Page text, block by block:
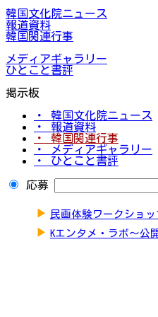
韓国文化院ニュース
報道資料
韓国関連行事
メディアギャラリー
ひとこと書評
掲示板
・ 韓国文化院ニュース
・ 報道資料
・ 韓国関連行事
・ メディアギャラリー
・ ひとこと書評
応募
▶ 民画体験ワークショ
▶ Kエンタメ・ラボ～公